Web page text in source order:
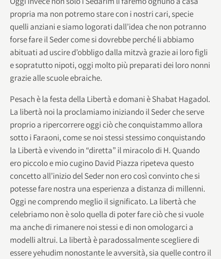
propria ma non potremo stare con i nostri cari, specie
quelli anziani e siamo logorati dall’idea che non potranno
forse fare il Seder come si dovrebbe perché li abbiamo
abituati ad uscire d’obbligo dalla mitzvà grazie ai loro figli
e sopratutto nipoti, oggi molto più preparati dei loro nonni
grazie alle scuole ebraiche.
Pesach è la festa della Libertà e domani è Shabat Hagadol.
La libertà noi la proclamiamo iniziando il Seder che serve
proprio a ripercorrere oggi ciò che conquistammo allora
sotto i Faraoni, come se noi stessi stessimo conquistando
la Libertà e vivendo in “diretta” il miracolo di H. Quando
ero piccolo e mio cugino David Piazza ripeteva questo
concetto all’inizio del Seder non ero così convinto che si
potesse fare nostra una esperienza a distanza di millenni.
Oggi ne comprendo meglio il significato. La libertà che
celebriamo non è solo quella di poter fare ciò che si vuole
ma anche di rimanere noi stessi e di non omologarci a
modelli altrui. La libertà è paradossalmente scegliere di
essere yehudim nonostante le avversità, sia quelle contro il